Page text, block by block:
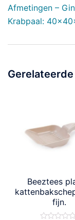
Afmetingen –
Krabpaal:
Beeztees
fijn.